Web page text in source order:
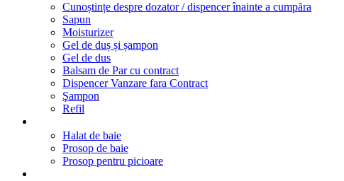
Cunoștințe despre dozator / dispencer înainte a cumpăra
Sapun
Moisturizer
Gel de duș și șampon
Gel de dus
Balsam de Par cu contract
Dispencer Vanzare fara Contract
Şampon
Refil
Halat de baie
Prosop de baie
Prosop pentru picioare